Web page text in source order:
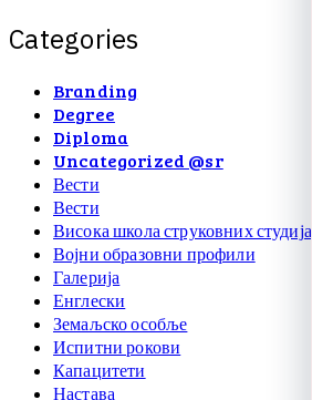
Categories
Branding
Degree
Diploma
Uncategorized @sr
Вести
Вести
Висока школа струковних студија
Војни образовни профили
Галерија
Енглески
Земаљско особље
Испитни рокови
Капацитети
Настава